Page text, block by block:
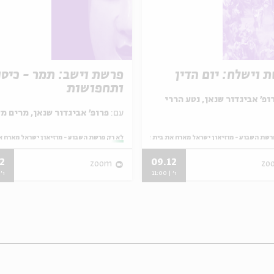
פרשת וישב: תמר -
ותחפושות
עם:
מתוך:
לא רק פרשת השבוע - מוזיאון ישראל מארח
zoom
ו' |
וישלח: יום הדין
אביגדור שנאן, נטע הררי
השבוע - מוזיאון ישראל מארח את בית אבי חי
09.12
ו' | 11:00